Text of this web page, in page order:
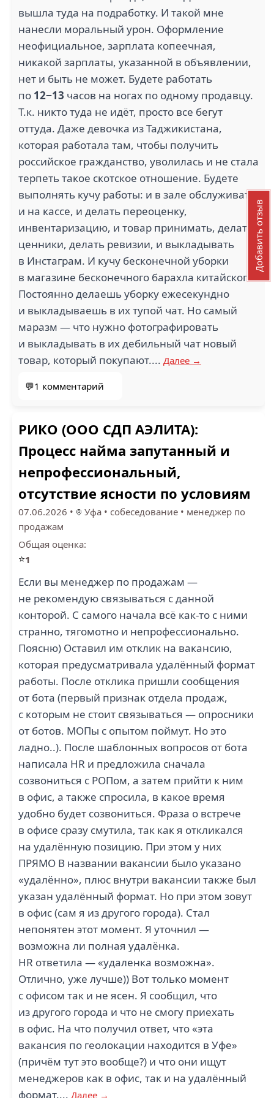
вышла туда на подработку. И такой мне
нанесли моральный урон. Оформление
неофициальное, зарплата копеечная,
никакой зарплаты, указанной в объявлении,
нет и быть не может. Будете работать
по 12−13 часов на ногах по одному продавцу.
Т.к. никто туда не идёт, просто все бегут
оттуда. Даже девочка из Таджикистана,
которая работала там, чтобы получить
российское гражданство, уволилась и не стала
терпеть такое скотское отношение. Будете
выполнять кучу работы: и в зале обслуживать,
и на кассе, и делать переоценку,
инвентаризацию, и товар принимать, делать
ценники, делать ревизии, и выкладывать
в Инстаграм. И кучу бесконечной уборки
в магазине бесконечного барахла китайского.
Постоянно делаешь уборку ежесекундно
и выкладываешь в их тупой чат. Но самый
маразм — что нужно фотографировать
и выкладывать в их дебильный чат новый
товар, который покупают.... Далее →
💬1 комментарий
РИКО (ООО СДП АЭЛИТА):
Процесс найма запутанный и
непрофессиональный,
отсутствие ясности по условиям
07.06.2026 • Уфа • собеседование • менеджер по
продажам
Общая оценка:
⭐1
Если вы менеджер по продажам —
не рекомендую связываться с данной
конторой. С самого начала всё как-то с ними
странно, тягомотно и непрофессионально.
Поясню) Оставил им отклик на вакансию,
которая предусматривала удалённый формат
работы. После отклика пришли сообщения
от бота (первый признак отдела продаж,
с которым не стоит связываться — опросники
от ботов. МОПы с опытом поймут. Но это
ладно..). После шаблонных вопросов от бота
написала HR и предложила сначала
созвониться с РОПом, а затем прийти к ним
в офис, а также спросила, в какое время
удобно будет созвониться. Фраза о встрече
в офисе сразу смутила, так как я откликался
на удалённую позицию. При этом у них
ПРЯМО В названии вакансии было указано
«удалённо», плюс внутри вакансии также был
указан удалённый формат. Но при этом зовут
в офис (сам я из другого города). Стал
непонятен этот момент. Я уточнил —
возможна ли полная удалёнка.
HR ответила — «удаленка возможна».
Отлично, уже лучше)) Вот только момент
с офисом так и не ясен. Я сообщил, что
из другого города и что не смогу приехать
в офис. На что получил ответ, что «эта
вакансия по геолокации находится в Уфе»
(причём тут это вообще?) и что они ищут
менеджеров как в офис, так и на удалённый
формат.... Далее →
Добавить отзыв